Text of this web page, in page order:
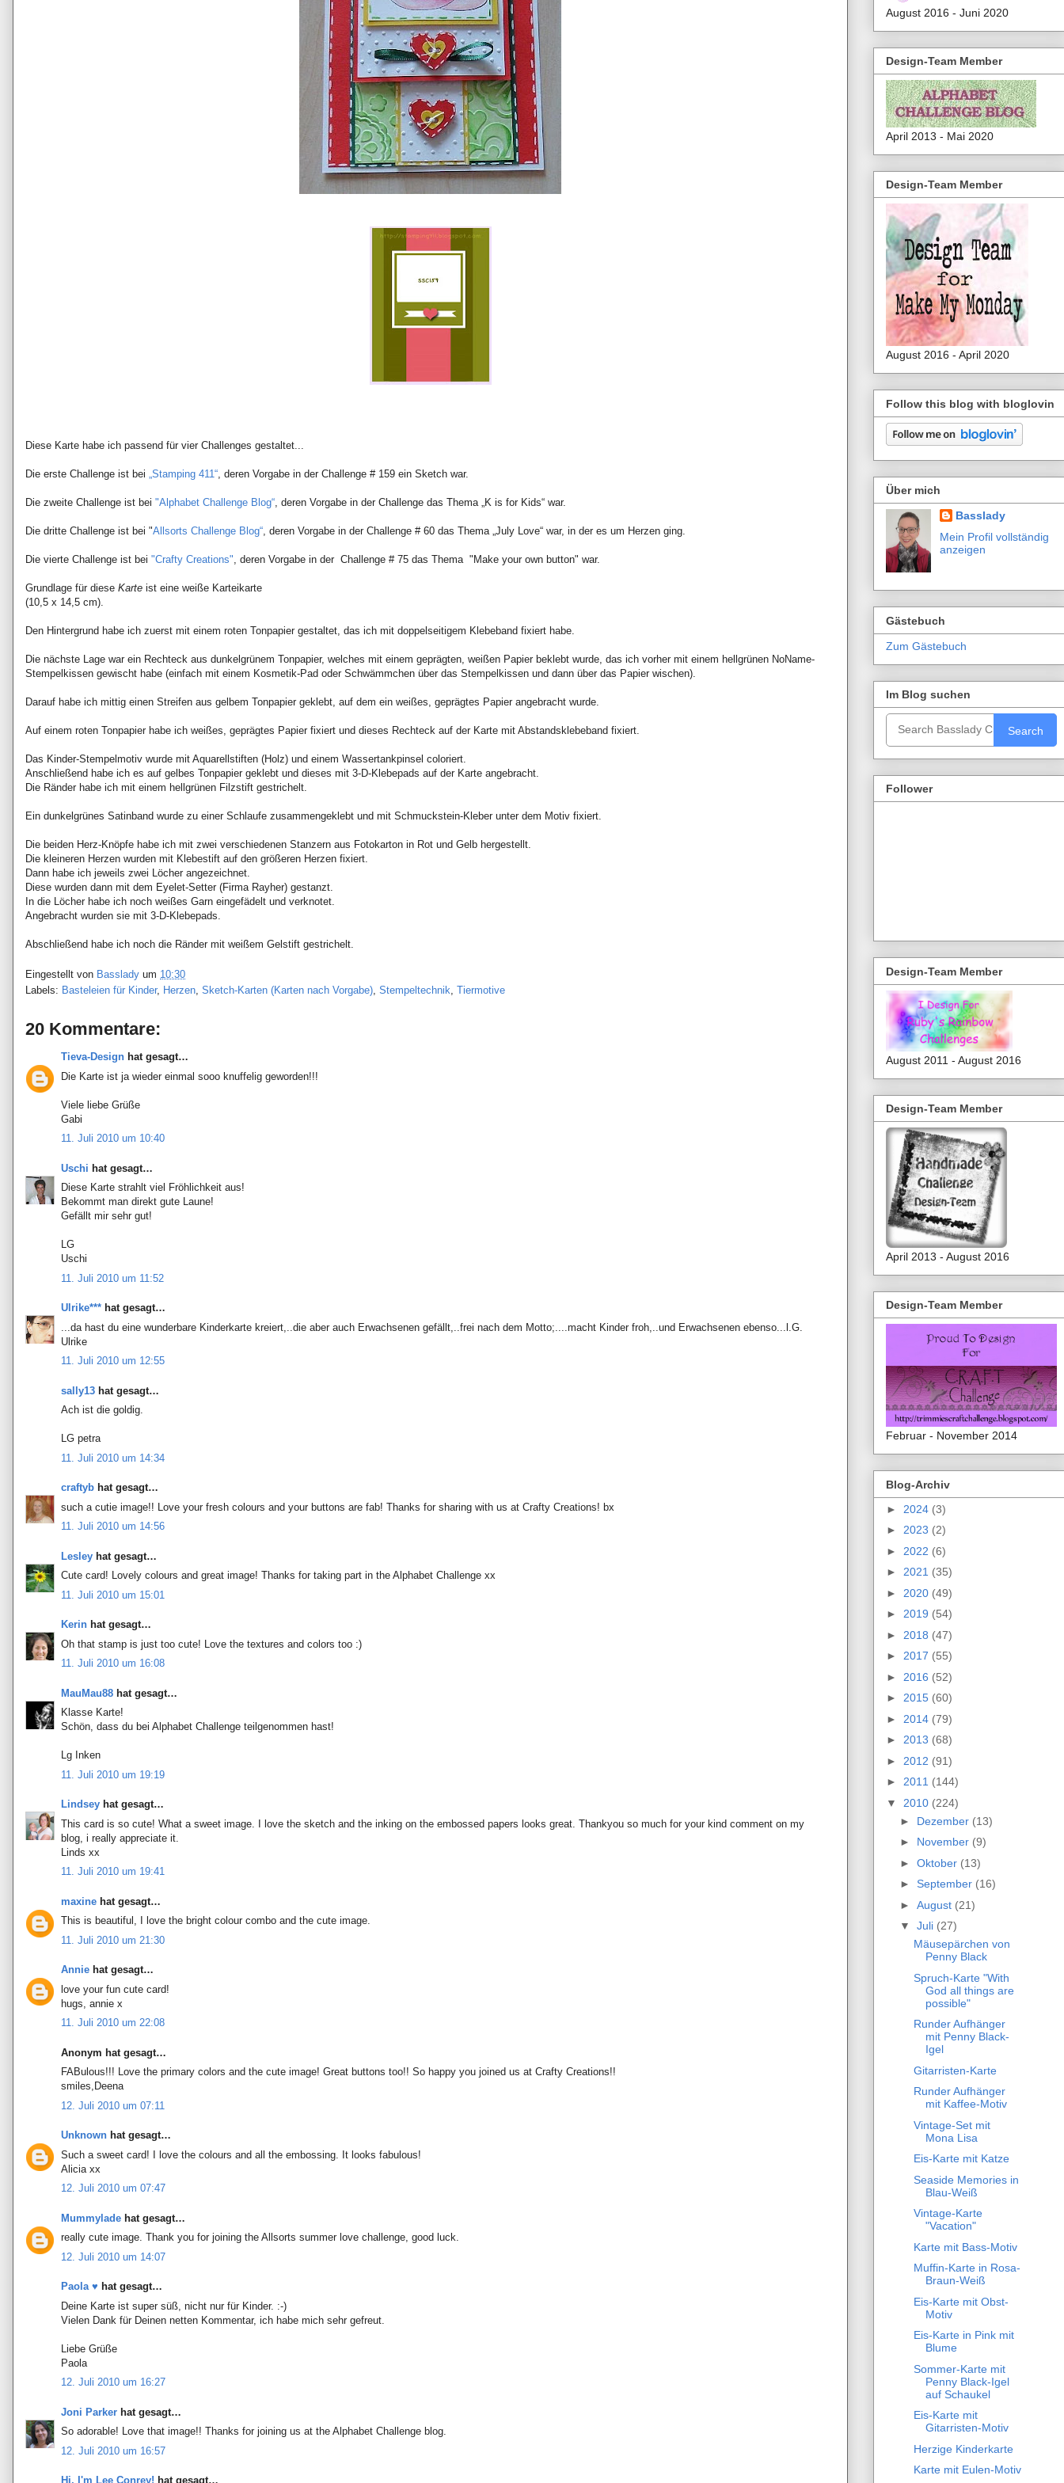
Diese Karte habe ich passend für vier Challenges gestaltet...
Die erste Challenge ist bei „Stamping 411“ , deren Vorgabe in der Challenge # 159 ein Sketch war.
Die zweite Challenge ist bei "Alphabet Challenge Blog“ , deren Vorgabe in der Challenge das Thema „K is for Kids“ war.
Die dritte Challenge ist bei "Allsorts Challenge Blog“ , deren Vorgabe in der Challenge # 60 das Thema „July Love“ war, in der es um Herzen ging.
Die vierte Challenge ist bei "Crafty Creations" , deren Vorgabe in der Challenge # 75 das Thema "Make your own button" war.
Grundlage für diese Karte ist eine weiße Karteikarte
(10,5 x 14,5 cm).
Den Hintergrund habe ich zuerst mit einem roten Tonpapier gestaltet, das ich mit doppelseitigem Klebeband fixiert habe.
Die nächste Lage war ein Rechteck aus dunkelgrünem Tonpapier, welches mit einem geprägten, weißen Papier beklebt wurde, das ich vorher mit einem hellgrünen NoName-
Stempelkissen gewischt habe (einfach mit einem Kosmetik-Pad oder Schwämmchen über das Stempelkissen und dann über das Papier wischen).
Darauf habe ich mittig einen Streifen aus gelbem Tonpapier geklebt, auf dem ein weißes, geprägtes Papier angebracht wurde.
Auf einem roten Tonpapier habe ich weißes, geprägtes Papier fixiert und dieses Rechteck auf der Karte mit Abstandsklebeband fixiert.
Das Kinder-Stempelmotiv wurde mit Aquarellstiften (Holz) und einem Wassertankpinsel coloriert.
Anschließend habe ich es auf gelbes Tonpapier geklebt und dieses mit 3-D-Klebepads auf der Karte angebracht.
Die Ränder habe ich mit einem hellgrünen Filzstift gestrichelt.
Ein dunkelgrünes Satinband wurde zu einer Schlaufe zusammengeklebt und mit Schmuckstein-Kleber unter dem Motiv fixiert.
Die beiden Herz-Knöpfe habe ich mit zwei verschiedenen Stanzern aus Fotokarton in Rot und Gelb hergestellt.
Die kleineren Herzen wurden mit Klebestift auf den größeren Herzen fixiert.
Dann habe ich jeweils zwei Löcher angezeichnet.
Diese wurden dann mit dem Eyelet-Setter (Firma Rayher) gestanzt.
In die Löcher habe ich noch weißes Garn eingefädelt und verknotet.
Angebracht wurden sie mit 3-D-Klebepads.
Abschließend habe ich noch die Ränder mit weißem Gelstift gestrichelt.
Eingestellt von Basslady um 10:30
Labels: Basteleien für Kinder, Herzen, Sketch-Karten (Karten nach Vorgabe), Stempeltechnik, Tiermotive
20 Kommentare:
Tieva-Design hat gesagt…
Die Karte ist ja wieder einmal sooo knuffelig geworden!!!
Viele liebe Grüße
Gabi
11. Juli 2010 um 10:40
Uschi hat gesagt…
Diese Karte strahlt viel Fröhlichkeit aus!
Bekommt man direkt gute Laune!
Gefällt mir sehr gut!
LG
Uschi
11. Juli 2010 um 11:52
Ulrike*** hat gesagt…
...da hast du eine wunderbare Kinderkarte kreiert,..die aber auch Erwachsenen gefällt,..frei nach dem Motto;....macht Kinder froh,..und Erwachsenen ebenso...l.G.
Ulrike
11. Juli 2010 um 12:55
sally13 hat gesagt…
Ach ist die goldig.
LG petra
11. Juli 2010 um 14:34
craftyb hat gesagt…
such a cutie image!! Love your fresh colours and your buttons are fab! Thanks for sharing with us at Crafty Creations! bx
11. Juli 2010 um 14:56
Lesley hat gesagt…
Cute card! Lovely colours and great image! Thanks for taking part in the Alphabet Challenge xx
11. Juli 2010 um 15:01
Kerin hat gesagt…
Oh that stamp is just too cute! Love the textures and colors too :)
11. Juli 2010 um 16:08
MauMau88 hat gesagt…
Klasse Karte!
Schön, dass du bei Alphabet Challenge teilgenommen hast!
Lg Inken
11. Juli 2010 um 19:19
Lindsey hat gesagt…
This card is so cute! What a sweet image. I love the sketch and the inking on the embossed papers looks great. Thankyou so much for your kind comment on my
blog, i really appreciate it.
Linds xx
11. Juli 2010 um 19:41
maxine hat gesagt…
This is beautiful, I love the bright colour combo and the cute image.
11. Juli 2010 um 21:30
Annie hat gesagt…
love your fun cute card!
hugs, annie x
11. Juli 2010 um 22:08
Anonym hat gesagt…
FABulous!!! Love the primary colors and the cute image! Great buttons too!! So happy you joined us at Crafty Creations!!
smiles,Deena
12. Juli 2010 um 07:11
Unknown hat gesagt…
Such a sweet card! I love the colours and all the embossing. It looks fabulous!
Alicia xx
12. Juli 2010 um 07:47
Mummylade hat gesagt…
really cute image. Thank you for joining the Allsorts summer love challenge, good luck.
12. Juli 2010 um 14:07
Paola ♥ hat gesagt…
Deine Karte ist super süß, nicht nur für Kinder. :-)
Vielen Dank für Deinen netten Kommentar, ich habe mich sehr gefreut.
Liebe Grüße
Paola
12. Juli 2010 um 16:27
Joni Parker hat gesagt…
So adorable! Love that image!! Thanks for joining us at the Alphabet Challenge blog.
12. Juli 2010 um 16:57
Hi, I'm Lee Conrey! hat gesagt…
August 2016 - Juni 2020
Design-Team Member
April 2013 - Mai 2020
Design-Team Member
August 2016 - April 2020
Follow this blog with bloglovin
Über mich
Basslady
Mein Profil vollständig
anzeigen
Gästebuch
Zum Gästebuch
Im Blog suchen
Search
Follower
Design-Team Member
August 2011 - August 2016
Design-Team Member
April 2013 - August 2016
Design-Team Member
Februar - November 2014
Blog-Archiv
► 2024 (3)
► 2023 (2)
► 2022 (6)
► 2021 (35)
► 2020 (49)
► 2019 (54)
► 2018 (47)
► 2017 (55)
► 2016 (52)
► 2015 (60)
► 2014 (79)
► 2013 (68)
► 2012 (91)
► 2011 (144)
▼ 2010 (224)
► Dezember (13)
► November (9)
► Oktober (13)
► September (16)
► August (21)
▼ Juli (27)
Mäusepärchen von
Penny Black
Spruch-Karte "With
God all things are
possible"
Runder Aufhänger
mit Penny Black-
Igel
Gitarristen-Karte
Runder Aufhänger
mit Kaffee-Motiv
Vintage-Set mit
Mona Lisa
Eis-Karte mit Katze
Seaside Memories in
Blau-Weiß
Vintage-Karte
"Vacation"
Karte mit Bass-Motiv
Muffin-Karte in Rosa-
Braun-Weiß
Eis-Karte mit Obst-
Motiv
Eis-Karte in Pink mit
Blume
Sommer-Karte mit
Penny Black-Igel
auf Schaukel
Eis-Karte mit
Gitarristen-Motiv
Herzige Kinderkarte
Karte mit Eulen-Motiv